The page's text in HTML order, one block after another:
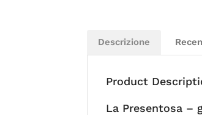
Descrizione
Product
La Presentosa –